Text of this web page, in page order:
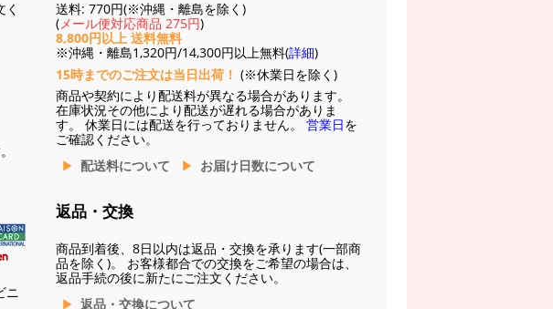
ニ
送料: 770円(※沖縄・離島を除く)
(メール便対応商品 275円)
8,800円以上 送料無料
※沖縄・離島1,320円/14,300円以上無料(詳細)
15時までのご注文は当日出荷！ (※休業日を除く)
商品や契約により配送料が異なる場合があります。
在庫状況その他により配送が遅れる場合がありま
す。 休業日には配送を行っておりません。 営業日を
ご確認ください。
配送料について
お届け日数について
返品・交換
商品到着後、8日以内は返品・交換を承ります(一部商
品を除く)。 お客様都合での交換をご希望の場合は、
返品手続の後に新たにご注文ください。
返品・交換について